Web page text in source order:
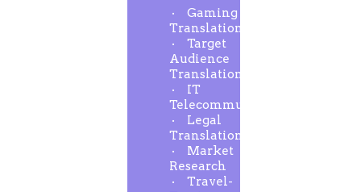
Gaming
Translation
Target
Audience
Translation
IT
Telecommunication
Legal
Translation
Market
Research
Travel-